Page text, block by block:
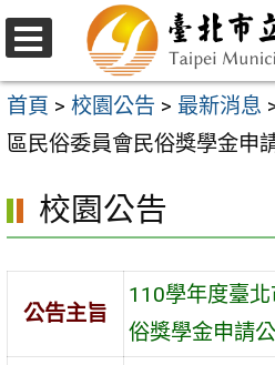
跳
至
主
要
容
區
選
單
首頁 > 校園公告 > 最新消息
區民俗委員會民俗獎學金申
校園公告
公告主旨
110學年度臺
俗獎學金申請